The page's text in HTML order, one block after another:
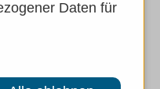
Daten für